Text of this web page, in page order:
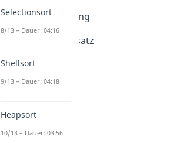
RSA Verschlüsselung
Dauer: 05:39
Chinesischer Restsatz
Selectionsort
8/13 – Dauer: 04:16
Shellsort
9/13 – Dauer: 04:18
Heapsort
10/13 – Dauer: 03:56